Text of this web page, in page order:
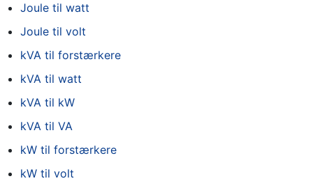
Joule til watt
Joule til volt
kVA til forstærkere
kVA til watt
kVA til kW
kVA til VA
kW til forstærkere
kW til volt